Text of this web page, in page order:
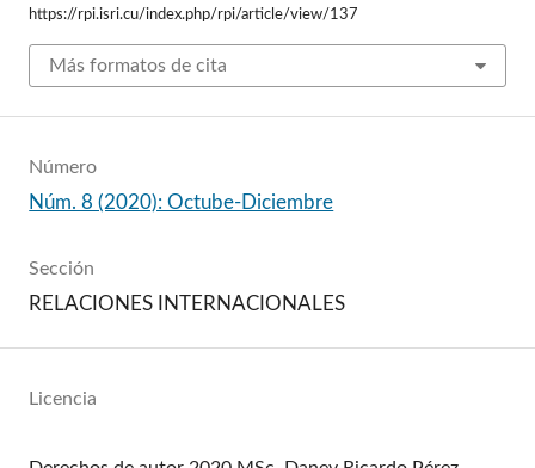
https://rpi.isri.cu/index.php/rpi/article/view/137
Más formatos de cita
Número
Núm. 8 (2020): Octube-Diciembre
Sección
RELACIONES INTERNACIONALES
Licencia